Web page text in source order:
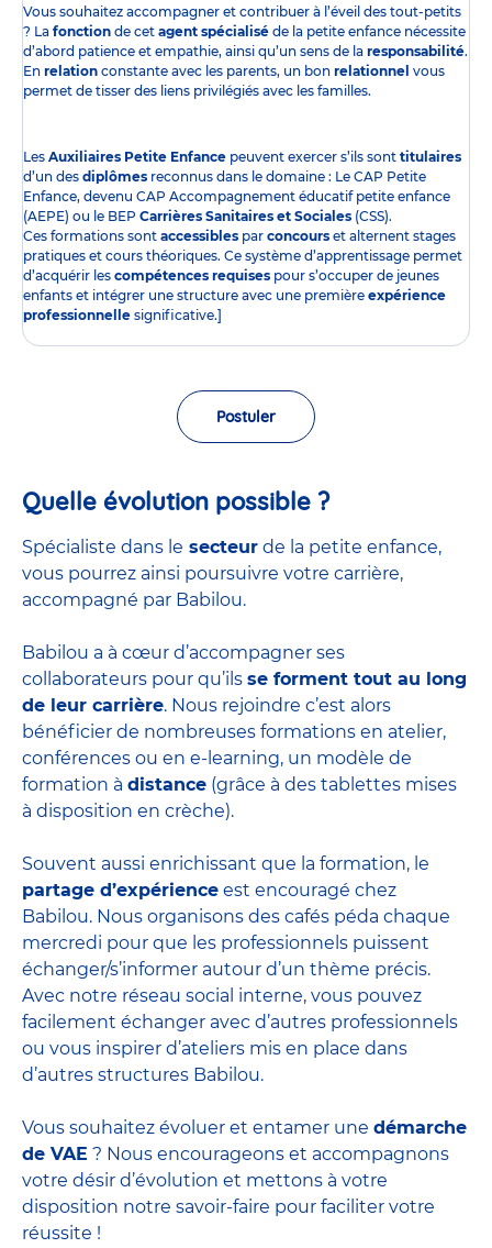
Vous souhaitez accompagner et contribuer à l’éveil des tout-petits
? La fonction de cet agent spécialisé de la petite enfance nécessite
d’abord patience et empathie, ainsi qu’un sens de la responsabilité.
En relation constante avec les parents, un bon relationnel vous
permet de tisser des liens privilégiés avec les familles.
Les Auxiliaires Petite Enfance peuvent exercer s’ils sont titulaires
d’un des diplômes reconnus dans le domaine : Le CAP Petite
Enfance, devenu CAP Accompagnement éducatif petite enfance
(AEPE) ou le BEP Carrières Sanitaires et Sociales (CSS).
Ces formations sont accessibles par concours et alternent stages
pratiques et cours théoriques. Ce système d’apprentissage permet
d’acquérir les compétences requises pour s’occuper de jeunes
enfants et intégrer une structure avec une première expérience
professionnelle significative.]
Postuler
Quelle évolution possible ?
Spécialiste dans le secteur de la petite enfance,
vous pourrez ainsi poursuivre votre carrière,
accompagné par Babilou.
Babilou a à cœur d’accompagner ses
collaborateurs pour qu’ils se forment tout au long
de leur carrière. Nous rejoindre c’est alors
bénéficier de nombreuses formations en atelier,
conférences ou en e-learning, un modèle de
formation à distance (grâce à des tablettes mises
à disposition en crèche).
Souvent aussi enrichissant que la formation, le
partage d’expérience est encouragé chez
Babilou. Nous organisons des cafés péda chaque
mercredi pour que les professionnels puissent
échanger/s’informer autour d’un thème précis.
Avec notre réseau social interne, vous pouvez
facilement échanger avec d’autres professionnels
ou vous inspirer d’ateliers mis en place dans
d’autres structures Babilou.
Vous souhaitez évoluer et entamer une démarche
de VAE ? Nous encourageons et accompagnons
votre désir d’évolution et mettons à votre
disposition notre savoir-faire pour faciliter votre
réussite !